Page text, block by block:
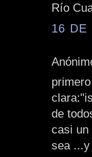
Río
16 DE
de
casi un
sea